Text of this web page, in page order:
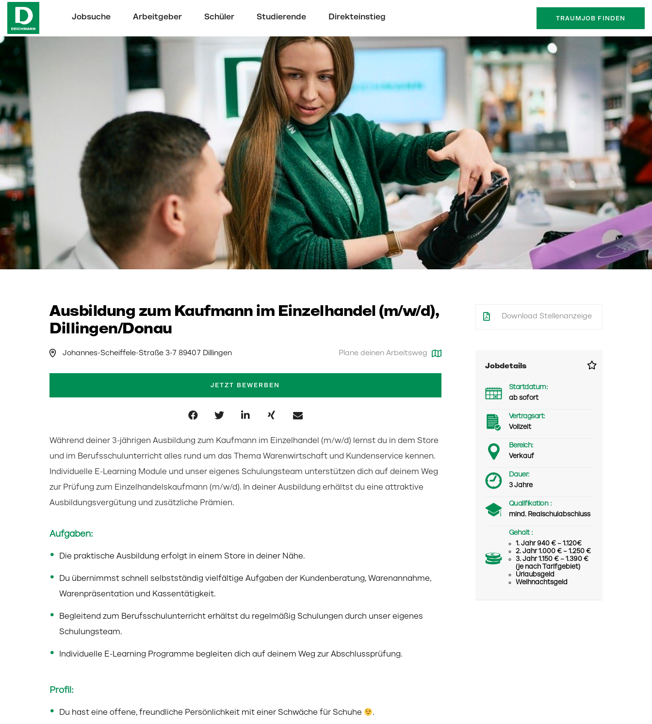
Jobsuche Arbeitgeber Schüler Studierende Direkteinstieg TRAUMJOB FINDEN
Ausbildung zum Kaufmann im Einzelhandel (m/w/d),
Dillingen/Donau
Johannes-Scheiffele-Straße 3-7 89407 Dillingen Plane deinen Arbeitsweg
JETZT BEWERBEN
Während deiner 3-jährigen Ausbildung zum Kaufmann im Einzelhandel (m/w/d) lernst du in dem Store
und im Berufsschulunterricht alles rund um das Thema Warenwirtschaft und Kundenservice kennen.
Individuelle E-Learning Module und unser eigenes Schulungsteam unterstützen dich auf deinem Weg
zur Prüfung zum Einzelhandelskaufmann (m/w/d). In deiner Ausbildung erhältst du eine attraktive
Ausbildungsvergütung und zusätzliche Prämien.
Aufgaben:
Die praktische Ausbildung erfolgt in einem Store in deiner Nähe.
Du übernimmst schnell selbstständig vielfältige Aufgaben der Kundenberatung, Warenannahme,
Warenpräsentation und Kassentätigkeit.
Begleitend zum Berufsschulunterricht erhältst du regelmäßig Schulungen durch unser eigenes
Schulungsteam.
Individuelle E-Learning Programme begleiten dich auf deinem Weg zur Abschlussprüfung.
Profil:
Du hast eine offene, freundliche Persönlichkeit mit einer Schwäche für Schuhe .
Download Stellenanzeige
Jobdetails
Startdatum:
ab sofort
Vertragsart:
Vollzeit
Bereich:
Verkauf
Dauer:
3 Jahre
Qualifikation :
mind. Realschulabschluss
Gehalt :
1. Jahr 940 € – 1.120€
2. Jahr 1.000 € – 1.250 €
3. Jahr 1.150 € – 1.390 €
(je nach Tarifgebiet)
Urlaubsgeld
Weihnachtsgeld